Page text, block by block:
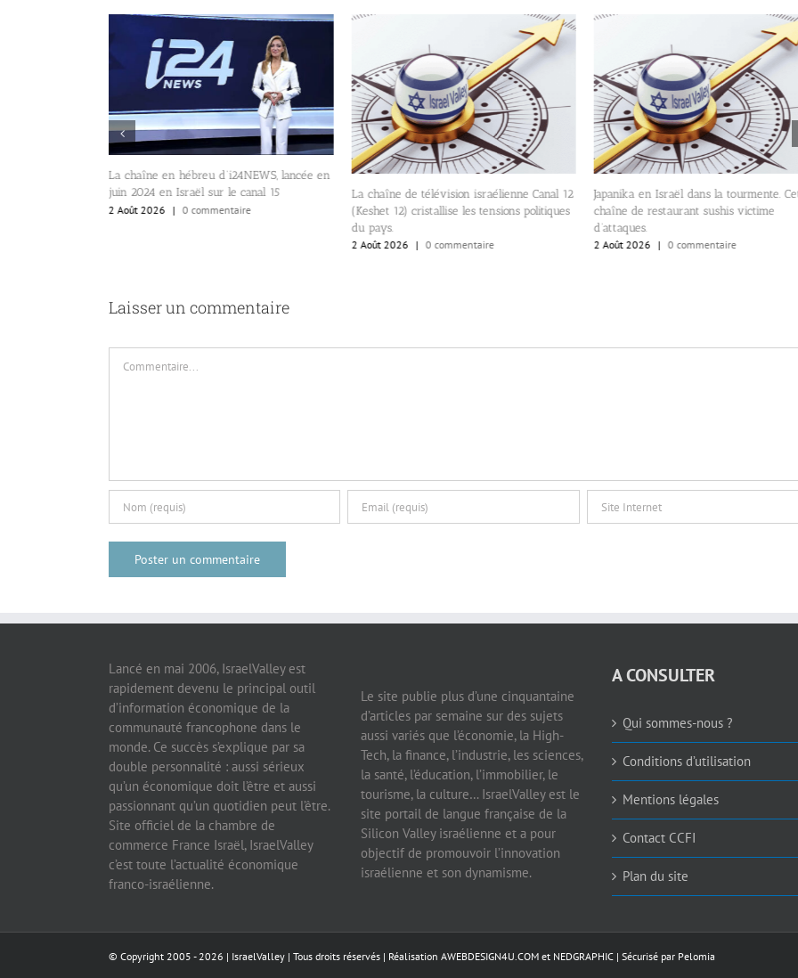
La chaîne en hébreu d’i24NEWS, lancée en
juin 2024 en Israël sur le canal 15
2 Août 2026 | 0 commentaire
La chaîne de télévision israélienne Canal 12
(Keshet 12) cristallise les tensions politiques
du pays.
2 Août 2026 | 0 commentaire
Japanika en Israël dans la tourmente.
chaîne de restaurant sushis victime
d’attaques.
2 Août 2026 | 0 commentaire
Laisser un commentaire
Lancé en mai 2006, IsraelValley est
rapidement devenu le principal outil
d’information économique de la
communauté francophone dans le
monde. Ce succès s’explique par sa
double personnalité : aussi sérieux
qu’un économique doit l’être et aussi
passionnant qu’un quotidien peut l’être.
Site officiel de la chambre de
commerce France Israël, IsraelValley
c’est toute l’actualité économique
franco-israélienne.
Le site publie plus d’une cinquantaine
d’articles par semaine sur des sujets
aussi variés que l’économie, la High-
Tech, la finance, l’industrie, les sciences,
la santé, l’éducation, l’immobilier, le
tourisme, la culture… IsraelValley est le
site portail de langue française de la
Silicon Valley israélienne et a pour
objectif de promouvoir l’innovation
israélienne et son dynamisme.
A CONSULTER
Qui sommes-nous ?
Conditions d’utilisation
Mentions légales
Contact CCFI
Plan du site
© Copyright 2005 -2026 | IsraelValley | Tous droits réservés | Réalisation AWEBDESIGN4U.COM et NEDGRAPHIC | Sécurisé par Pelomia